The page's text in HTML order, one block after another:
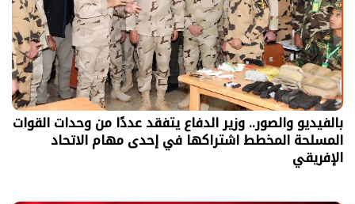
بالفيديو والصور.. وزير الدفاع يتفقد عددًا من وحدات القوات
المسلحة المخطط اشتراكها في إحدى مهام الاتحاد
الإفريقي